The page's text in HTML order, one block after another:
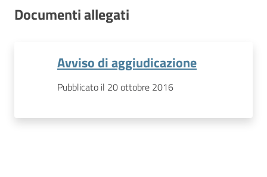
Documenti allegati
Avviso di aggiudicazione
Pubblicato il 20 ottobre 2016